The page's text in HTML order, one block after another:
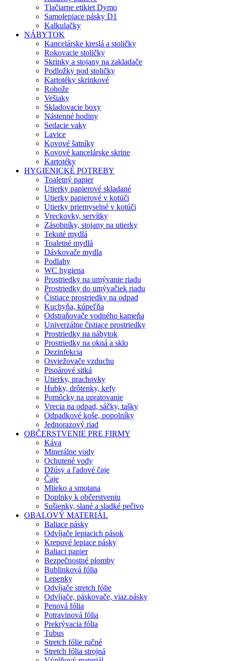
Tlačiarne etikiet Dymo
Samolepiace pásky D1
Kalkulačky
NÁBYTOK
Kancelárske kreslá a stoličky
Rokovacie stoličky
Skrinky a stojany na zakladače
Podložky pod stoličky
Kartotéky skrinkové
Rohože
Vešiaky
Skladovacie boxy
Nástenné hodiny
Sedacie vaky
Lavice
Kovové šatníky
Kovové kancelárske skrine
Kartotéky
HYGIENICKÉ POTREBY
Toaletný papier
Utierky papierové skladané
Utierky papierové v kotúči
Utierky priemyselné v kotúči
Vreckovky, servítky
Zásobníky, stojany na utierky
Tekuté mydlá
Toaletné mydlá
Dávkovače mydla
Podlahy
WC hygiena
Prostriedky na umývanie riadu
Prostriedky do umývačiek riadu
Čistiace prostriedky na odpad
Kuchyňa, kúpeľňa
Odstraňovače vodného kameňa
Univerzálne čistiace prostriedky
Prostriedky na nábytok
Prostriedky na okná a sklo
Dezinfekcia
Osviežovače vzduchu
Pisoárové sitká
Utierky, prachovky
Hubky, drôtenky, kefy
Pomôcky na upratovanie
Vrecia na odpad, sáčky, tašky
Odpadkové koše, popolníky
Jednorazový riad
OBČERSTVENIE PRE FIRMY
Káva
Minerálne vody
Ochutené vody
Džúsy a ľadové čaje
Čaje
Mlieko a smotana
Doplnky k občerstveniu
Sušienky, slané a sladké pečivo
OBALOVÝ MATERIÁL
Baliace pásky
Odvíjače lepiacich pások
Krepové lepiace pásky
Baliaci papier
Bezpečnostné plomby
Bublinková fólia
Lepenky
Odvíjače stretch fólie
Odvíjače, páskovače, viaz.pásky
Penová fólia
Potravinová fólia
Prekrývacia fólia
Tubus
Stretch fólie ručné
Stretch fólia strojná